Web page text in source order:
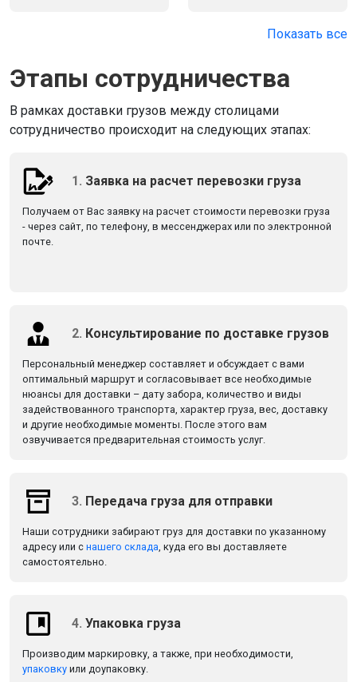
Показать все
Этапы сотрудничества
В рамках доставки грузов между столицами
сотрудничество происходит на следующих этапах:
1. Заявка на расчет перевозки груза
Получаем от Вас заявку на расчет стоимости перевозки груза
- через сайт, по телефону, в мессенджерах или по электронной
почте.
2. Консультирование по доставке грузов
Персональный менеджер составляет и обсуждает с вами
оптимальный маршрут и согласовывает все необходимые
нюансы для доставки – дату забора, количество и виды
задействованного транспорта, характер груза, вес, доставку
и другие необходимые моменты. После этого вам
озвучивается предварительная стоимость услуг.
3. Передача груза для отправки
Наши сотрудники забирают груз для доставки по указанному
адресу или с нашего склада , куда его вы доставляете
самостоятельно.
4. Упаковка груза
Производим маркировку, а также, при необходимости,
упаковку или доупаковку.